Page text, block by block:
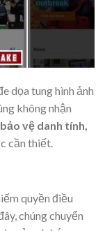
dọa tung hình ảnh
không nhận
bảo vệ danh tính,
cần thiết.
quyền điều
chúng chuyển